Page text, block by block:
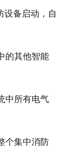
设备启动，自
的其他智能
中所有电气
个集中消防